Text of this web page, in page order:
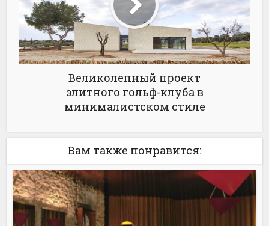
Великолепный проект
элитного гольф-клуба в
минималистском стиле
Вам также понравится: